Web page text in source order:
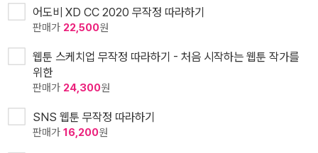
어도비 XD CC 2020 무작정 따라하기
판매가 22,500원
웹툰 스케치업 무작정 따라하기 - 처음 시작하는 웹툰 작가를
위한
판매가 24,300원
SNS 웹툰 무작정 따라하기
판매가 16,200원